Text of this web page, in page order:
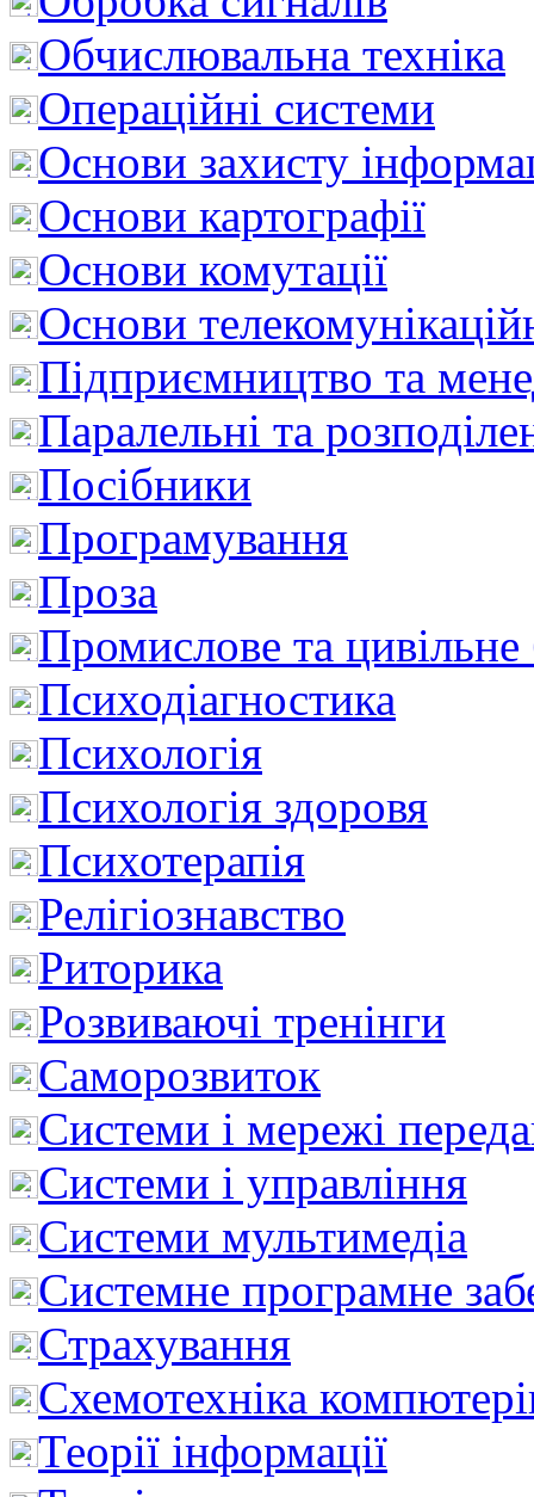
Обчислювальна техніка
Операційні системи
Основи захисту
Основи картографії
Основи комутації
Основи
Підприємництво та
Паралельні та
Посібники
Програмування
Проза
Промислове та цивільне
Психодіагностика
Психологія
Психологія здоровя
Психотерапія
Релігіознавство
Риторика
Розвиваючі тренінги
Саморозвиток
Системи і мережі
Системи і управління
Системи мультимедіа
Системне програмне
Страхування
Схемотехніка
Теорії інформації